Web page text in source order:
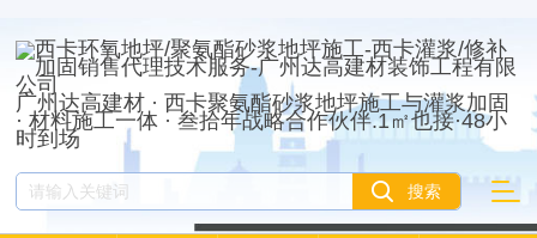
广州达高建材 · 西卡聚氨酯砂浆地坪施工与灌浆加固
· 材料施工一体 · 叁拾年战略合作伙伴.1㎡也接·48小
时到场